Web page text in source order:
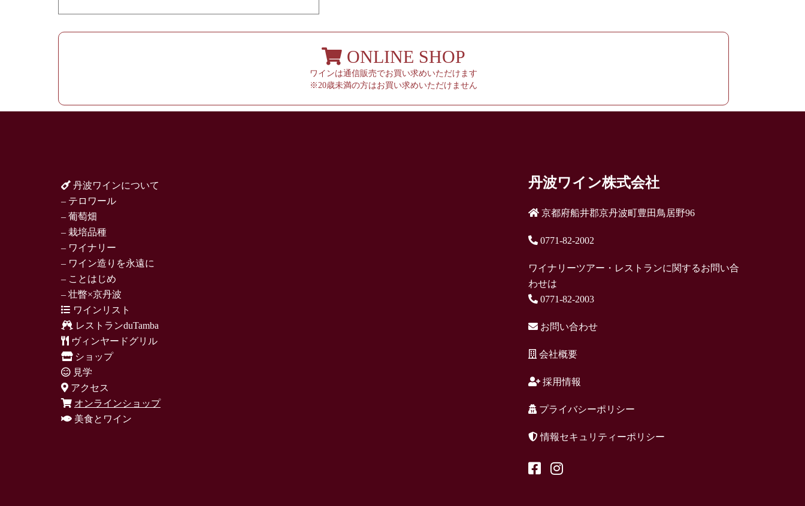
ONLINE SHOP
ワインは通信販売でお買い求めいただけます
※20歳未満の方はお買い求めいただけません
丹波ワインについて
– テロワール
– 葡萄畑
– 栽培品種
– ワイナリー
– ワイン造りを永遠に
– ことはじめ
– 壮瞥×京丹波
ワインリスト
レストランduTamba
ヴィンヤードグリル
ショップ
見学
アクセス
オンラインショップ
美食とワイン
丹波ワイン株式会社
京都府船井郡京丹波町豊田鳥居野96
0771-82-2002
ワイナリーツアー・レストランに関するお問い合
わせは
0771-82-2003
お問い合わせ
会社概要
採用情報
プライバシーポリシー
情報セキュリティーポリシー